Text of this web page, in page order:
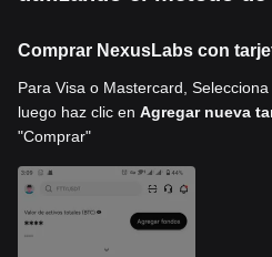
Comprar NexusLabs con
Para Visa o Mastercard, Selecciona
luego haz clic en Agregar nueva
"Comprar"